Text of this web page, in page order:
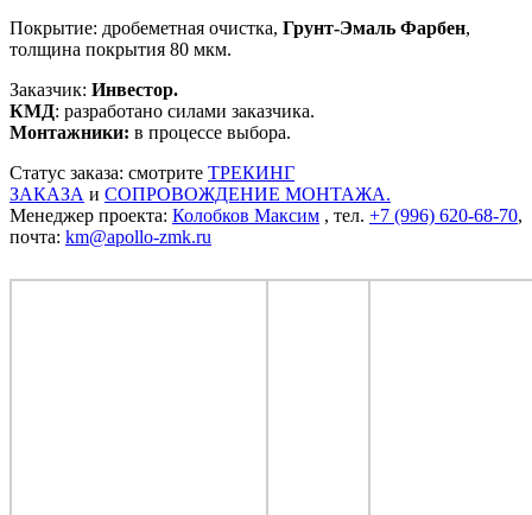
Покрытие: дробеметная очистка, Грунт-Эмаль Фарбен,
толщина покрытия 80 мкм.
Заказчик: Инвестор.
КМД: разработано силами заказчика.
Монтажники: в процессе выбора.
Статус заказа: смотрите ТРЕКИНГ
ЗАКАЗА и СОПРОВОЖДЕНИЕ МОНТАЖА.
Менеджер проекта: Колобков Максим , тел. +7 (996) 620-68-70,
почта: km@apollo-zmk.ru